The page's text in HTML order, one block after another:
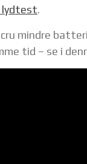
lydtest.
mindre
tid – se i